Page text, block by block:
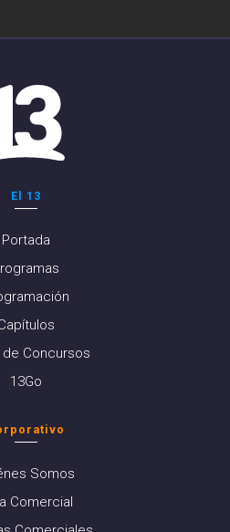
El 13
Portada
de Concursos
13Go
Somos
Comercial